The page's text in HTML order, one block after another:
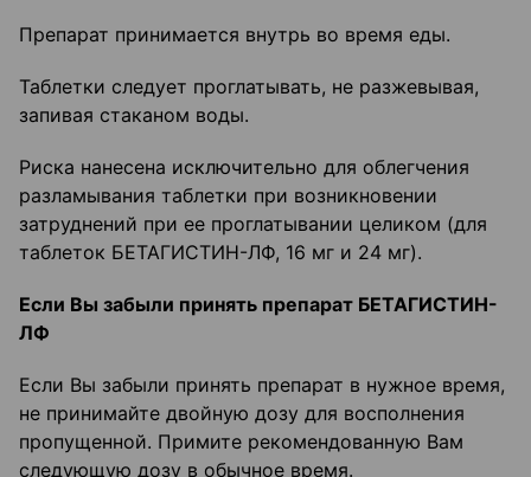
Препарат принимается внутрь во время еды.
Таблетки следует проглатывать, не разжевывая,
запивая стаканом воды.
Риска нанесена исключительно для облегчения
разламывания таблетки при возникновении
затруднений при ее проглатывании целиком (для
таблеток БЕТАГИСТИН-ЛФ, 16 мг и 24 мг).
Если Вы забыли принять препарат БЕТАГИСТИН-
ЛФ
Если Вы забыли принять препарат в нужное время,
не принимайте двойную дозу для восполнения
пропущенной. Примите рекомендованную Вам
следующую дозу в обычное время.